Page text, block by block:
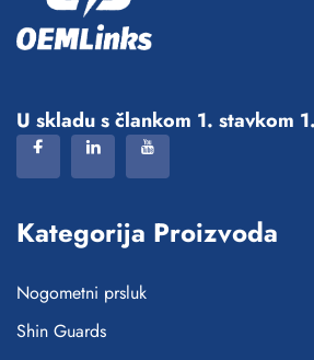
U skladu s člankom 1. stavkom 1.
Kategorija Proizvoda
Nogometni prsluk
Shin Guards